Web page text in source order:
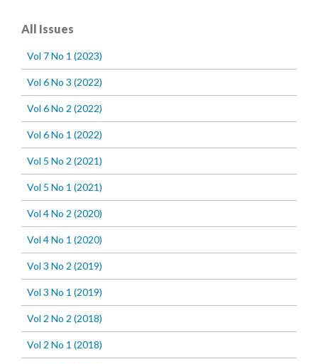
All Issues
Vol 7 No 1 (2023)
Vol 6 No 3 (2022)
Vol 6 No 2 (2022)
Vol 6 No 1 (2022)
Vol 5 No 2 (2021)
Vol 5 No 1 (2021)
Vol 4 No 2 (2020)
Vol 4 No 1 (2020)
Vol 3 No 2 (2019)
Vol 3 No 1 (2019)
Vol 2 No 2 (2018)
Vol 2 No 1 (2018)